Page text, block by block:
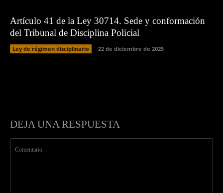
Artículo 41 de la Ley 30714. Sede y conformación
del Tribunal de Disciplina Policial
Ley de régimen disciplinario 22 de diciembre de 2025
DEJA UNA RESPUESTA